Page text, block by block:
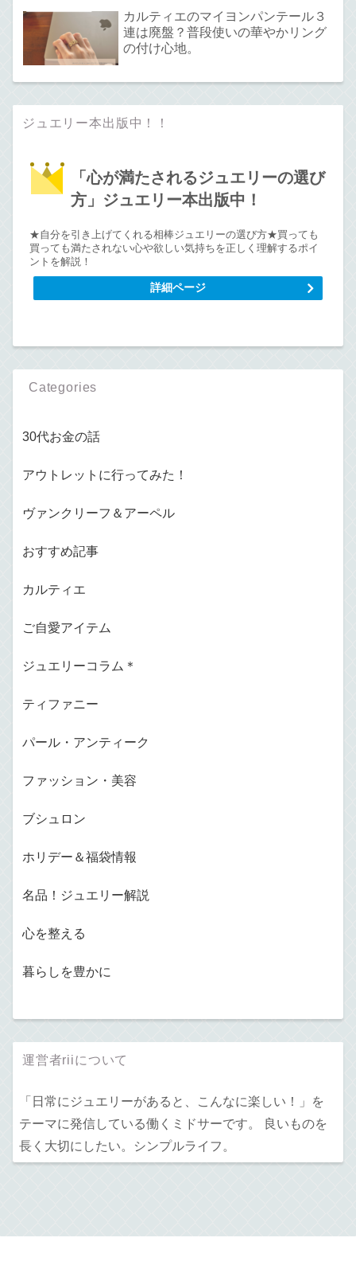
カルティエのマイヨンパンテール３
連は廃盤？普段使いの華やかリング
の付け心地。
ジュエリー本出版中！！
「心が満たされるジュエリーの選び
方」ジュエリー本出版中！
★自分を引き上げてくれる相棒ジュエリーの選び方★買っても
買っても満たされない心や欲しい気持ちを正しく理解するポイ
ントを解説！
詳細ページ
Categories
30代お金の話
アウトレットに行ってみた！
ヴァンクリーフ＆アーペル
おすすめ記事
カルティエ
ご自愛アイテム
ジュエリーコラム＊
ティファニー
パール・アンティーク
ファッション・美容
ブシュロン
ホリデー＆福袋情報
名品！ジュエリー解説
心を整える
暮らしを豊かに
運営者riiについて
「日常にジュエリーがあると、こんなに楽しい！」を
テーマに発信している働くミドサーです。 良いものを
長く大切にしたい。シンプルライフ。